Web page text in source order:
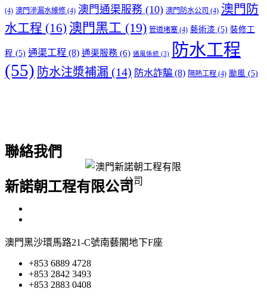
(4) 澳門滲漏水維修 (4) 澳門通渠服務 (10) 澳門防水公司 (4) 澳門防
水工程 (16) 澳門黑工 (19) 管道堵塞 (4) 藝術漆 (5) 裝修工
程 (5) 通渠工程 (8) 通渠服務 (6) 通風係統 (3)
防水工程
(55) 防水注漿補漏 (14) 防水詐騙 (8) 隔熱工程 (4) 颱風 (5)
聯絡我們
新諾朝工程有限公司
澳門黑沙環馬路21-C號南藝閣地下F座
+853 6889 4728
+853 2842 3493
+853 2883 0408